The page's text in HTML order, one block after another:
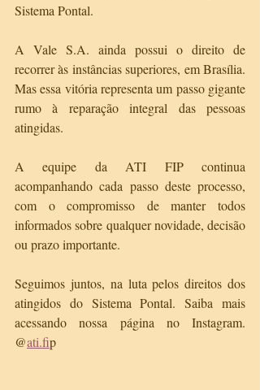
Sistema Pontal.
A Vale S.A. ainda possui o direito de
recorrer às instâncias superiores, em Brasília.
Mas essa vitória representa um passo gigante
rumo à reparação integral das pessoas
atingidas.
A equipe da ATI FIP continua
acompanhando cada passo deste processo,
com o compromisso de manter todos
informados sobre qualquer novidade, decisão
ou prazo importante.
Seguimos juntos, na luta pelos direitos dos
atingidos do Sistema Pontal. Saiba mais
acessando nossa página no Instagram.
@ati.fip